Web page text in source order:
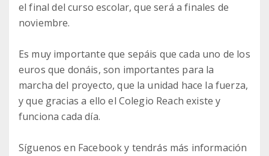
el final del curso escolar, que será a finales de
noviembre.
Es muy importante que sepáis que cada uno de los
euros que donáis, son importantes para la
marcha del proyecto, que la unidad hace la fuerza,
y que gracias a ello el Colegio Reach existe y
funciona cada día.
Síguenos en Facebook y tendrás más información